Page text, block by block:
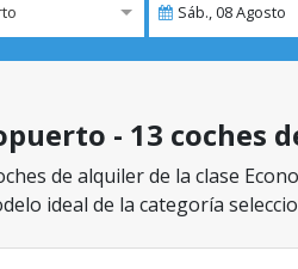
Sáb.,08Agosto
- 13 coches
de alquiler de la clase
ideal de la categoría